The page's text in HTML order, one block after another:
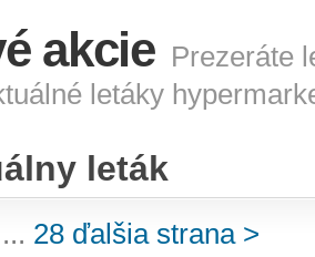
akcie Prezeráte
letáky
leták
... 28 ďalšia strana >